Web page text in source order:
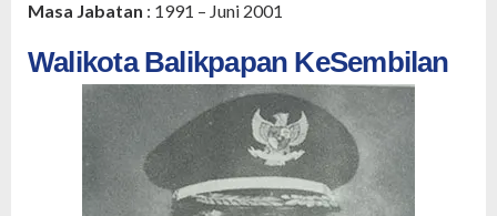
Masa Jabatan : 1991 – Juni 2001
Walikota Balikpapan KeSembilan